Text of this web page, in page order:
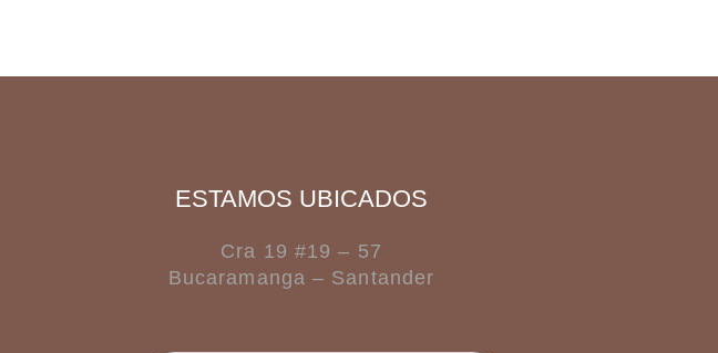
ESTAMOS UBICADOS
Cra 19 #19 – 57
Bucaramanga – Santander